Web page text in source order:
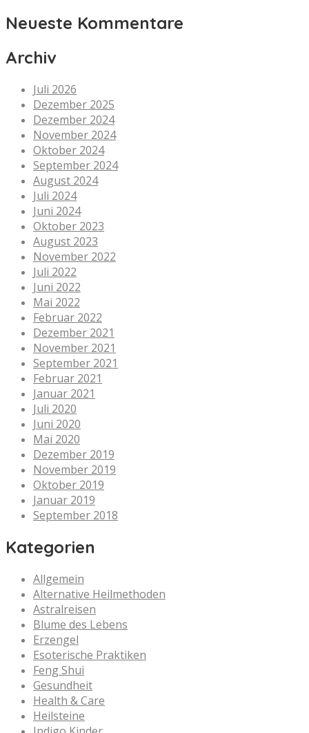
Neueste Kommentare
Archiv
Juli 2026
Dezember 2025
Dezember 2024
November 2024
Oktober 2024
September 2024
August 2024
Juli 2024
Juni 2024
Oktober 2023
August 2023
November 2022
Juli 2022
Juni 2022
Mai 2022
Februar 2022
Dezember 2021
November 2021
September 2021
Februar 2021
Januar 2021
Juli 2020
Juni 2020
Mai 2020
Dezember 2019
November 2019
Oktober 2019
Januar 2019
September 2018
Kategorien
Allgemein
Alternative Heilmethoden
Astralreisen
Blume des Lebens
Erzengel
Esoterische Praktiken
Feng Shui
Gesundheit
Health & Care
Heilsteine